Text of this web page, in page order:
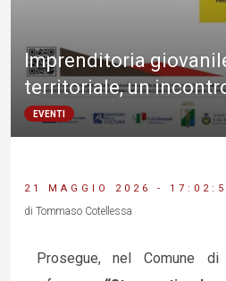
Imprenditoria
territoriale, un
EVENTI
21 MAGGIO 2026 -
di Tommaso Cotellessa
Prosegue, nel Comune di